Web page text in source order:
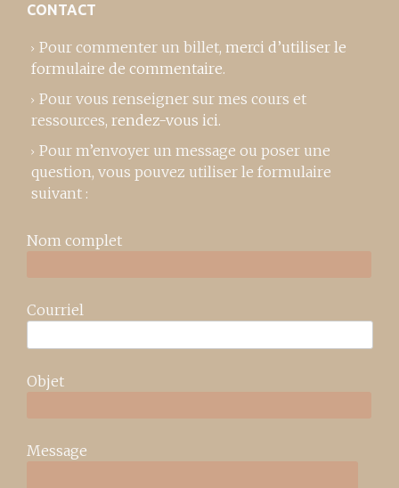
CONTACT
Pour commenter un billet, merci d’utiliser le
formulaire de commentaire.
Pour vous renseigner sur mes cours et
ressources, rendez-vous ici.
Pour m’envoyer un message ou poser une
question, vous pouvez utiliser le formulaire
suivant :
Nom complet
Courriel
Objet
Message